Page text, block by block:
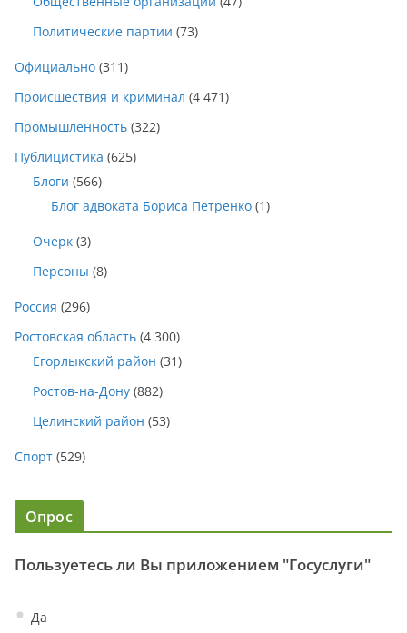
Политические партии (73)
Официально (311)
Происшествия и криминал (4 471)
Промышленность (322)
Публицистика (625)
Блоги (566)
Блог адвоката Бориса Петренко (1)
Очерк (3)
Персоны (8)
Россия (296)
Ростовская область (4 300)
Егорлыкский район (31)
Ростов-на-Дону (882)
Целинский район (53)
Спорт (529)
Опрос
Пользуетесь ли Вы приложением "Госуслуги"
Да